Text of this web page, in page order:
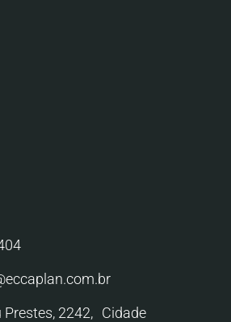
Prestes, 2242, Cidade